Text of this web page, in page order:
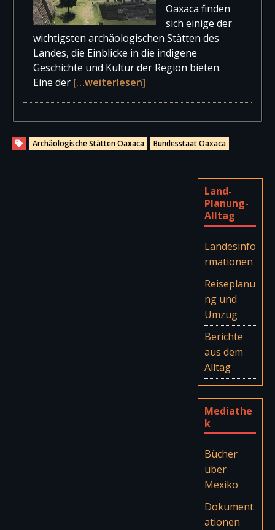
Oaxaca finden
sich einige der
wichtigsten archäologischen Stätten des
Landes, die Einblicke in die indigene
Geschichte und Kultur der Region bieten.
Eine der […weiterlesen]
Archäologische Stätten Oaxaca Bundesstaat Oaxaca
Land-
Planung-
Alltag
Landesinfo
rmationen
Reiseplanu
ng und
Umzug
Berichte
aus dem
Alltag
Mediathe
k
Bücher
über
Mexiko
Dokument
ationen